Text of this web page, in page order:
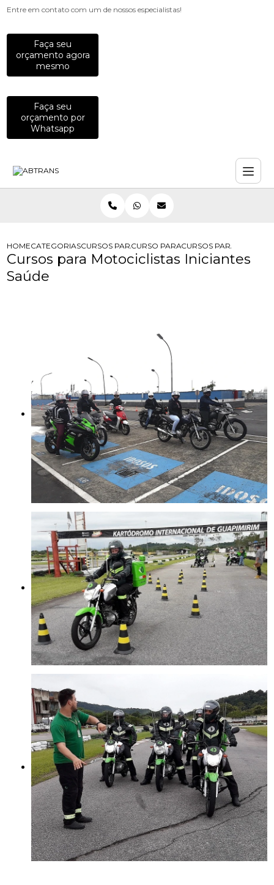
Entre em contato com um de nossos especialistas!
Faça seu
orçamento agora
mesmo
Faça seu
orçamento por
Whatsapp
HOMECATEGORIASCURSOS PARA MOTOCICLISTAS
CURSO PARA MOTOCICLISTAS
CURSOS PARA
Cursos para Motociclistas Iniciantes
Saúde